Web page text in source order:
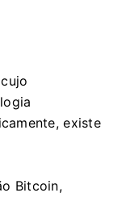
existe
Bitcoin,